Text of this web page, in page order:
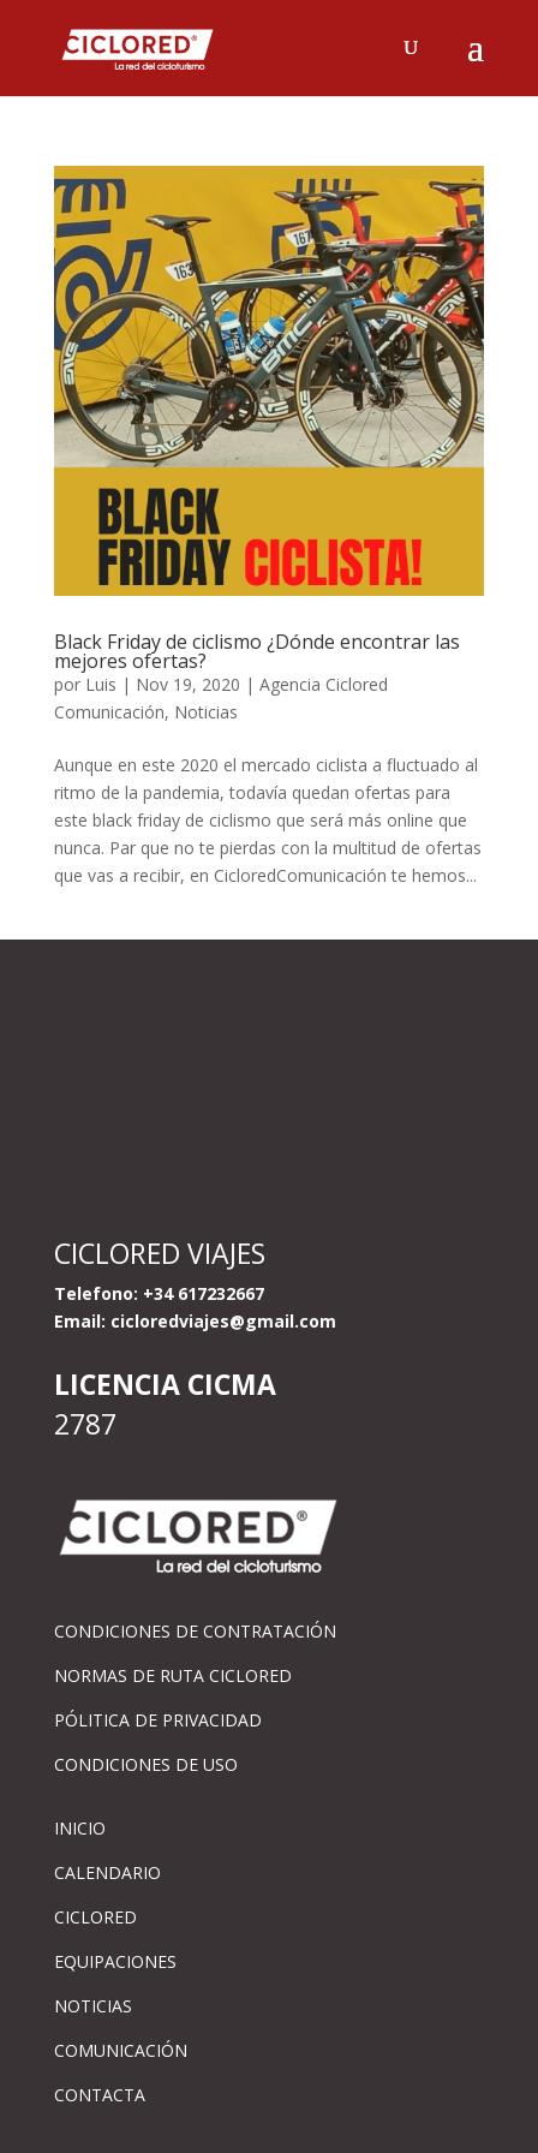
Black Friday de ciclismo ¿Dónde encontrar las
mejores ofertas?
por Luis | Nov 19, 2020 | Agencia Ciclored
Comunicación, Noticias
Aunque en este 2020 el mercado ciclista a fluctuado al
ritmo de la pandemia, todavía quedan ofertas para
este black friday de ciclismo que será más online que
nunca. Par que no te pierdas con la multitud de ofertas
que vas a recibir, en CicloredComunicación te hemos...
CICLORED VIAJES
Telefono: +34 617232667
Email: cicloredviajes@gmail.com
LICENCIA CICMA
2787
CONDICIONES DE CONTRATACIÓN
NORMAS DE RUTA CICLORED
PÓLITICA DE PRIVACIDAD
CONDICIONES DE USO
INICIO
CALENDARIO
CICLORED
EQUIPACIONES
NOTICIAS
COMUNICACIÓN
CONTACTA